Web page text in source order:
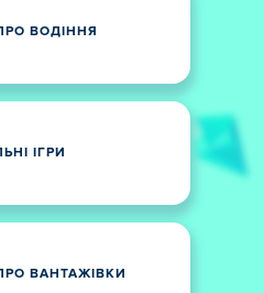
ПРО ВОДІННЯ
ІГРИ
ПРО ВАНТАЖІВКИ